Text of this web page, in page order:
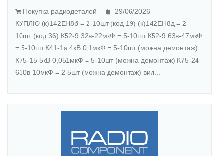
Покупка радиодеталей
29/06/2026
КУПЛЮ (к)142ЕН8б = 2-10шт (код 19) (к)142ЕН8д = 2-
10шт (код 36) К52-9 32в-22мкФ = 5-10шт К52-9 63в-47мкФ
= 5-10шт К41-1а 4кВ 0,1мкФ = 5-10шт (можна демонтаж)
К75-15 5кВ 0,051мкФ = 5-10шт (можна демонтаж) К75-24
630в 10мкФ = 2-5шт (можна демонтаж) вил...